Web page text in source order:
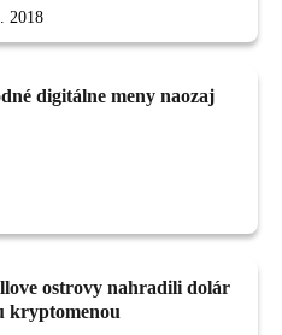
2018
digitálne meny naozaj
ostrovy nahradili dolár
kryptomenou